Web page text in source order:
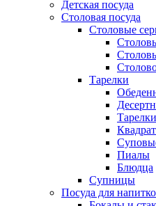
Детская посуда
Столовая посуда
Столовые
Тарелки
Пиалы
Блюдца
Супницы
Посуда для